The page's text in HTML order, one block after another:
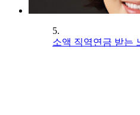
5.
소액 직역연금 받는